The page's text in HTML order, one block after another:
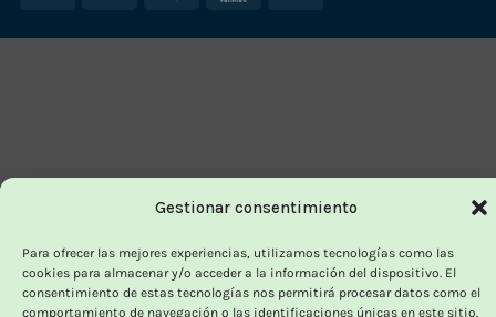
Gestionar consentimiento
Para ofrecer las mejores experiencias, utilizamos tecnologías como las
cookies para almacenar y/o acceder a la información del dispositivo. El
consentimiento de estas tecnologías nos permitirá procesar datos como el
comportamiento de navegación o las identificaciones únicas en este sitio.